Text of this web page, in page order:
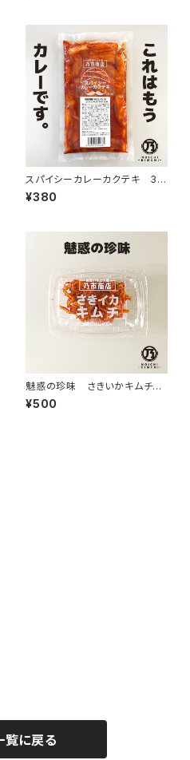
スパイシーカレーカクテキ 30
0g（袋入り）
¥380
魅惑の珍味 さきいかキムチ
60g
¥500
覧に戻る